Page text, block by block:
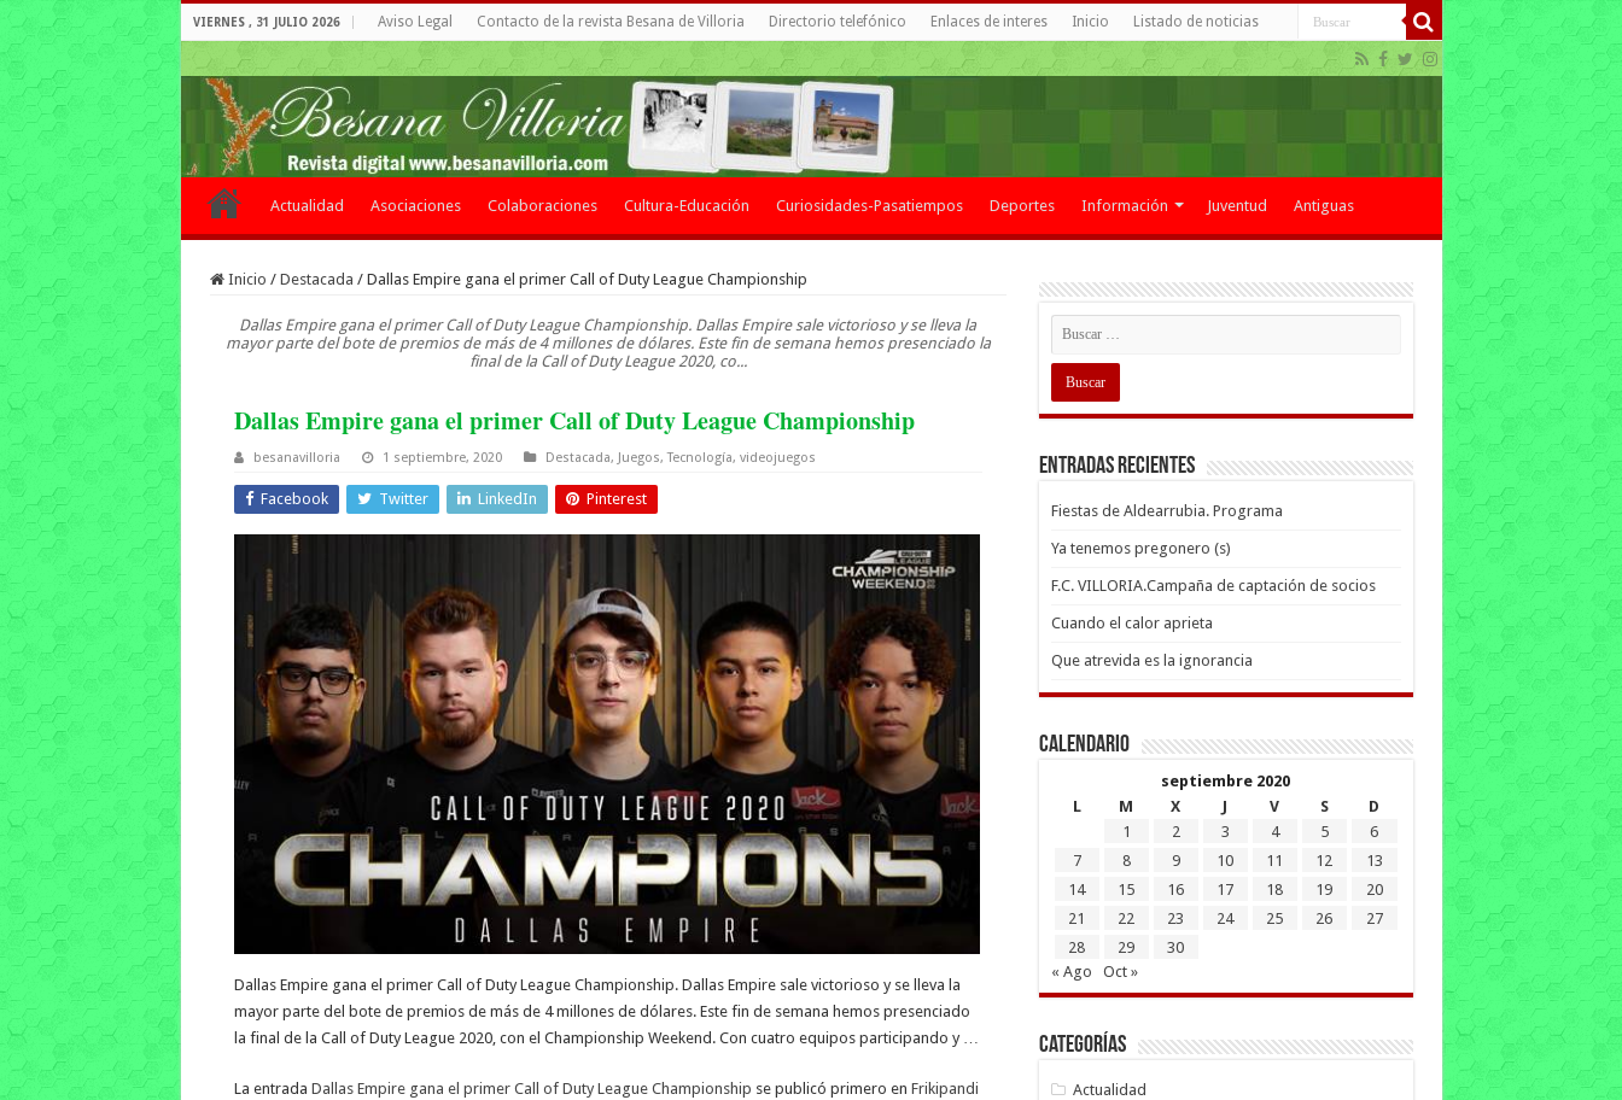
VIERNES , 31 JULIO 2026 Aviso Legal Contacto de la revista Besana de Villoria Directorio telefónico Enlaces de interes Inicio Listado de noticias
Actualidad Asociaciones Colaboraciones Cultura-Educación Curiosidades-Pasatiempos Deportes Información Juventud Antiguas
Inicio / Destacada / Dallas Empire gana el primer Call of Duty League Championship
Dallas Empire gana el primer Call of Duty League Championship. Dallas Empire sale victorioso y se lleva la
mayor parte del bote de premios de más de 4 millones de dólares. Este fin de semana hemos presenciado la
final de la Call of Duty League 2020, co...
Dallas Empire gana el primer Call of Duty League Championship
besanavilloria 1 septiembre, 2020 Destacada, Juegos,Tecnología, videojuegos
Facebook Twitter LinkedIn Pinterest
Dallas Empire gana el primer Call of Duty League Championship. Dallas Empire sale victorioso y se lleva la
mayor parte del bote de premios de más de 4 millones de dólares. Este fin de semana hemos presenciado
la final de la Call of Duty League 2020, con el Championship Weekend. Con cuatro equipos participando y …
La entrada Dallas Empire gana el primer Call of Duty League Championship se publicó primero en Frikipandi
Entradas recientes
Fiestas de Aldearrubia. Programa
Ya tenemos pregonero (s)
F.C. VILLORIA.Campaña de captación de socios
Cuando el calor aprieta
Que atrevida es la ignorancia
Calendario
septiembre 2020
L
M X J V S
D
1
2 3 4 5
6
7
8 9 10 11 12
13
14
15 16 17 18 19
20
21
22 23 24 25 26
27
28
29
30
« Ago
Oct »
Categorías
Actualidad